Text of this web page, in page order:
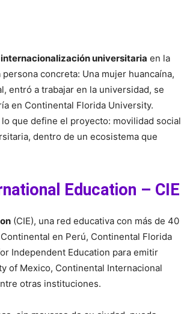
internacionalización universitaria en la
concreta: Una mujer huancaína,
entró a trabajar en la universidad, se
en Continental Florida University.
lo que define el proyecto: movilidad social
dentro de un ecosistema que
Education – CIE
(CIE), una red educativa con más de 40
en Perú, Continental Florida
Independent Education para emitir
of Mexico, Continental Internacional
otras instituciones.